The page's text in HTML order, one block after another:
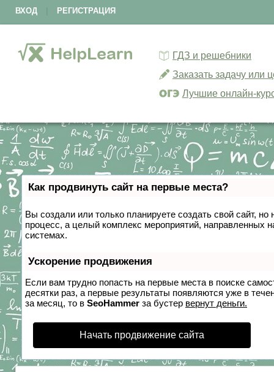
ВХОД РЕГИСТРАЦИЯ
ГДЗ и решебники
Заказать задачу или
Лучшие онлайн-
Как продвинуть сайт на первые места?
Вы создали или только планируете создать свой сайт,
процесс, а целый комплекс мероприятий, направленных
системах.
Ускорение продвижения
Если вам трудно попасть на первые места в поиске
десятки раз, а первые результаты появляются уже в
за месяц, то в SeoHammer за бустер вернут деньги.
Начать продвижение сайта